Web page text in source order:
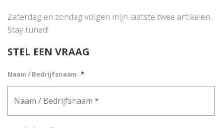
Zaterdag en zondag volgen mijn laatste twee artikelen.
Stay tuned!
STEL EEN VRAAG
Naam / Bedrijfsnaam *